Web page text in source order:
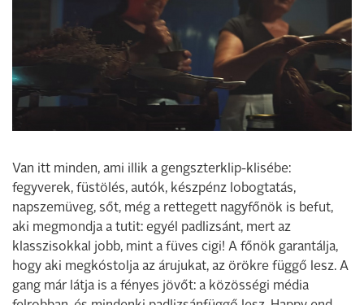
Van itt minden, ami illik a gengszterklip-klisébe:
fegyverek, füstölés, autók, készpénz lobogtatás,
napszemüveg, sőt, még a rettegett nagyfőnök is befut,
aki megmondja a tutit: egyél padlizsánt, mert az
klasszisokkal jobb, mint a füves cigi! A főnök garantálja,
hogy aki megkóstolja az árujukat, az örökre függő lesz. A
gang már látja is a fényes jövőt: a közösségi média